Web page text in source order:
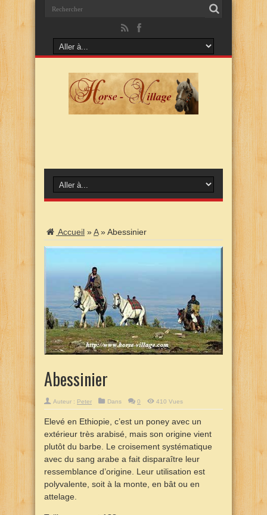
Accueil »A »Abessinier
Abessinier
Auteur : Peter Dans 0 410 Vues
Elevé en Ethiopie, c’est un poney avec un
extérieur très arabisé, mais son origine vient
plutôt du barbe. Le croisement systématique
avec du sang arabe a fait disparaître leur
ressemblance d’origine. Leur utilisation est
polyvalente, soit à la monte, en bât ou en
attelage.